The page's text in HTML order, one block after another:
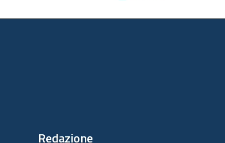
documento
Redazione